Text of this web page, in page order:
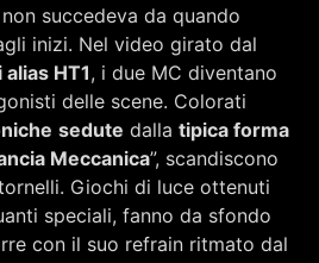
succedeva da quando
inizi. Nel video girato dal
HT1, i due MC diventano
delle scene. Colorati
sedute dallatipica forma
Meccanica”, scandiscono
Giochi di luce ottenuti
speciali, fanno da sfondo
con il suo refrain ritmato dal